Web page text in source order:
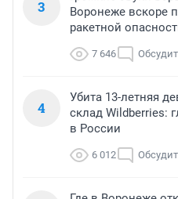
3
Воронеже вскоре
ракетной
7 646
4
Убита 13-летняя
склад Wildberries:
в России
6 012